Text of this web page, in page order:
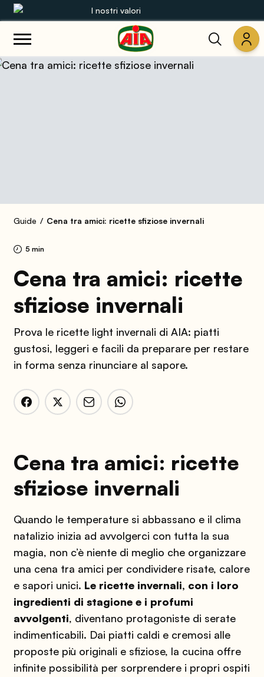
I nostri valori
Le nostre gamme
Mondo AIA
Guide Cena tra amici: ricette sfiziose invernali
5 min
Cena tra amici: ricette
sfiziose invernali
Prova le ricette light invernali di AIA: piatti
gustosi, leggeri e facili da preparare per restare
in forma senza rinunciare al sapore.
Cena tra amici: ricette
sfiziose invernali
Quando le temperature si abbassano e il clima
natalizio inizia ad avvolgerci con tutta la sua
magia, non c’è niente di meglio che organizzare
una cena tra amici per condividere risate, calore
e sapori unici. Le ricette invernali, con i loro
ingredienti di stagione e i profumi
avvolgenti, diventano protagoniste di serate
indimenticabili. Dai piatti caldi e cremosi alle
proposte più originali e sfiziose, la cucina offre
infinite possibilità per sorprendere i propri ospiti